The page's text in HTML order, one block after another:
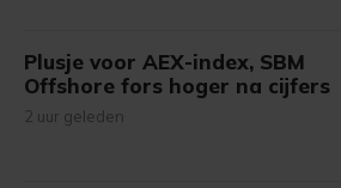
Plusje voor AEX-index, SBM
Offshore fors hoger na cijfers
2 uur geleden